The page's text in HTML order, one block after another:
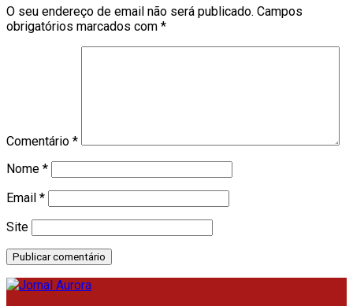
O seu endereço de email não será publicado. Campos
obrigatórios marcados com *
Comentário *
Nome *
Email *
Site